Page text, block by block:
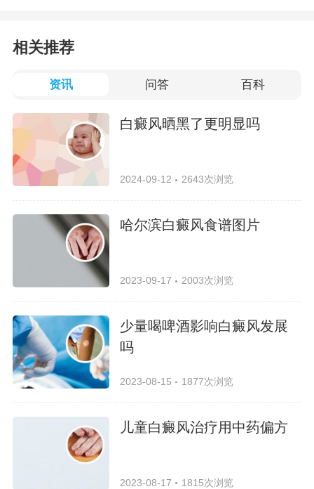
相关推荐
资讯 问答 百科
白癜风晒黑了更明显吗
2024-09-12 2643次浏览
哈尔滨白癜风食谱图片
2023-09-17 2003次浏览
少量喝啤酒影响白癜风发展
吗
2023-08-15 1877次浏览
儿童白癜风治疗用中药偏方
2023-08-17 1815次浏览